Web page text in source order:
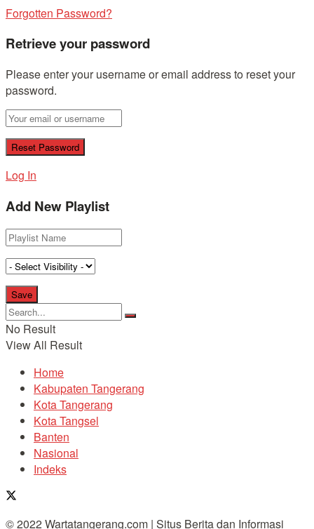
Forgotten Password?
Retrieve your password
Please enter your username or email address to reset your
password.
Log In
Add New Playlist
No Result
View All Result
Home
Kabupaten Tangerang
Kota Tangerang
Kota Tangsel
Banten
Nasional
Indeks
© 2022 Wartatangerang.com | Situs Berita dan Informasi